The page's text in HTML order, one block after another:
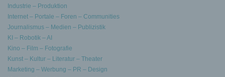
Industrie – Produktion
Internet – Portale – Foren – Communities
Journalismus – Medien – Publizistik
KI – Robotik – AI
Kino – Film – Fotografie
Kunst – Kultur – Literatur – Theater
Marketing – Werbung – PR – Design